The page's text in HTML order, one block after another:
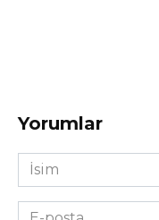
Yorumlar
İsim
*
E-